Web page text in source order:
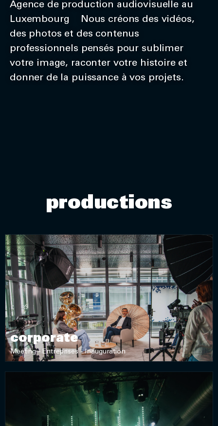
Agence de production audiovisuelle au
Luxembourg Nous créons des vidéos,
des photos et des contenus
professionnels pensés pour sublimer
votre image, raconter votre histoire et
donner de la puissance à vos projets.
productions
corporate
Meeting - Entreprises - Inauguration
DÉCOUVRIR